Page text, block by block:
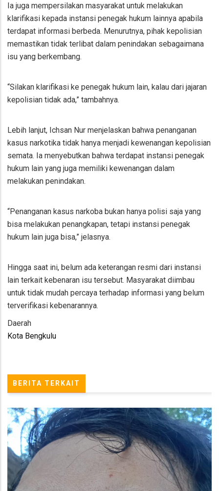
Ia juga mempersilakan masyarakat untuk melakukan
klarifikasi kepada instansi penegak hukum lainnya apabila
terdapat informasi berbeda. Menurutnya, pihak kepolisian
memastikan tidak terlibat dalam penindakan sebagaimana
isu yang berkembang.
“Silakan klarifikasi ke penegak hukum lain, kalau dari jajaran
kepolisian tidak ada,” tambahnya.
Lebih lanjut, Ichsan Nur menjelaskan bahwa penanganan
kasus narkotika tidak hanya menjadi kewenangan kepolisian
semata. Ia menyebutkan bahwa terdapat instansi penegak
hukum lain yang juga memiliki kewenangan dalam
melakukan penindakan.
“Penanganan kasus narkoba bukan hanya polisi saja yang
bisa melakukan penangkapan, tetapi instansi penegak
hukum lain juga bisa,” jelasnya.
Hingga saat ini, belum ada keterangan resmi dari instansi
lain terkait kebenaran isu tersebut. Masyarakat diimbau
untuk tidak mudah percaya terhadap informasi yang belum
terverifikasi kebenarannya.
Daerah
Kota Bengkulu
BERITA TERKAIT